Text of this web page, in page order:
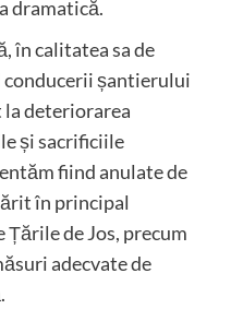
dramatică.
în calitatea sa de
șantierului
deteriorarea
și sacrificiile
fiind anulate de
în principal
de Jos, precum
adecvate de